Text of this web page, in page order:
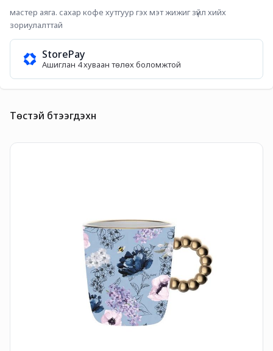
мастер аяга. сахар кофе хутгуур гэх мэт жижиг зүйл хийх
зориулалттай
StorePay
Ашиглан 4 хуваан төлөх боломжтой
Төстэй бүтээгдэхүүн